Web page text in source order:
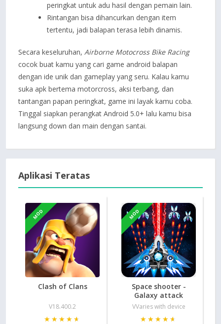
peringkat untuk adu hasil dengan pemain lain.
Rintangan bisa dihancurkan dengan item
tertentu, jadi balapan terasa lebih dinamis.
Secara keseluruhan, Airborne Motocross Bike Racing
cocok buat kamu yang cari game android balapan
dengan ide unik dan gameplay yang seru. Kalau kamu
suka apk bertema motorcross, aksi terbang, dan
tantangan papan peringkat, game ini layak kamu coba.
Tinggal siapkan perangkat Android 5.0+ lalu kamu bisa
langsung down dan main dengan santai.
Aplikasi Teratas
MOD
Clash of Clans
V18.400.2
★★★★★
★★★★★
MOD
Space shooter -
Galaxy attack
VVaries with device
★★★★★
★★★★★